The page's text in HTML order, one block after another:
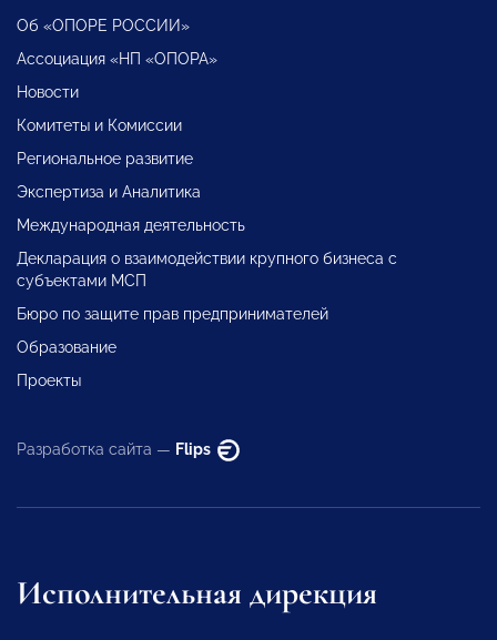
Об «ОПОРЕ РОССИИ»
Ассоциация «НП «ОПОРА»
Новости
Комитеты и Комиссии
Региональное развитие
Экспертиза и Аналитика
Международная деятельность
Декларация о взаимодействии крупного бизнеса с
субъектами МСП
Бюро по защите прав предпринимателей
Образование
Проекты
Разработка сайта — Flips
Исполнительная дирекция